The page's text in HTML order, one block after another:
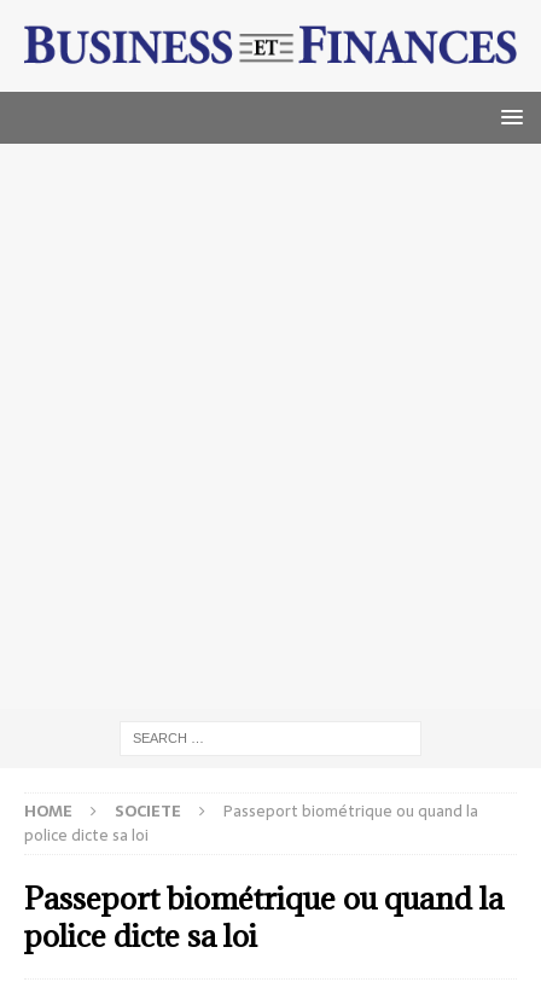
HOME SOCIETE
Passeport biométrique ou quand la
police dicte sa loi
Passeport biométrique ou quand la
police dicte sa loi